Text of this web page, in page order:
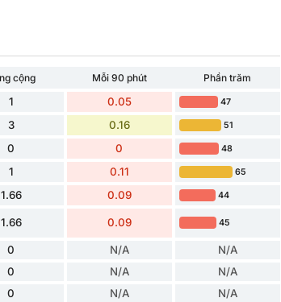
cộng Mỗi 90 phút
Phần trăm
1 0.05 47
3 0.16 51
0 0 48
1 0.11 65
1.66 0.09 44
1.66 0.09 45
0 N/A N/A
0 N/A N/A
0 N/A N/A